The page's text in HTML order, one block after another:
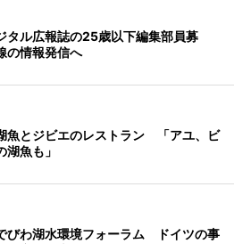
タル広報誌の25歳以下編集部員募
情報発信へ
魚とジビエのレストラン 「アユ、ビ
湖魚も」
びわ湖水環境フォーラム ドイツの事